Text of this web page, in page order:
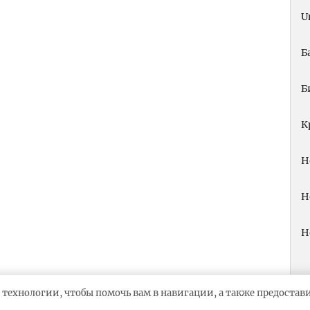
чтобы помочь вам в навигации, а также